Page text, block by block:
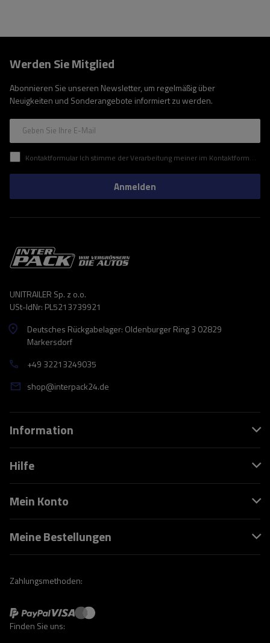
Werden Sie Mitglied
Abonnieren Sie unseren Newsletter, um regelmäßig über
Neuigkeiten und Sonderangebote informiert zu werden.
Geben Sie Ihre E-Mail
Kontaktformular Ich stimme der Verarbeitung meiner im Kontaktformular enthaltenen personenbezogenen Daten gemäß der Verordnung (EU) des Europäischen Parlaments und des Rates zu.
Anmelden
UNITRAILER Sp. z o.o.
USt-IdNr: PL5213739921
Deutsches Rückgabelager: Oldenburger Ring 3 02829
Markersdorf
+49 32213249035
shop@interpack24.de
Information
Hilfe
Mein Konto
Meine Bestellungen
Zahlungsmethoden:
Finden Sie uns: